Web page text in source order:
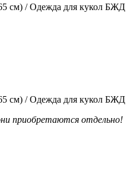
см) / Одежда для кукол БЖД
см) / Одежда для кукол БЖД
приобретаются отдельно!